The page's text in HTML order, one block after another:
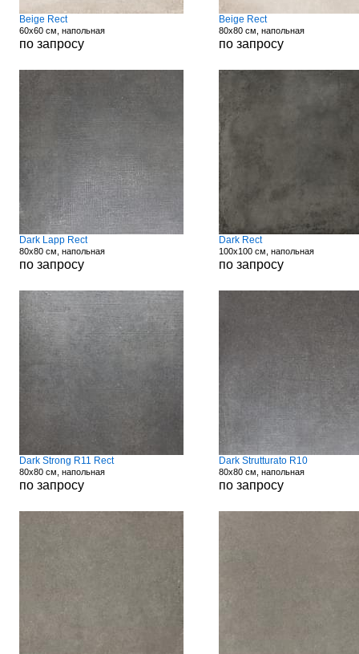
Beige Rect
60x60 см, напольная
по запросу
Beige Rect
80x80 см, напольная
по запросу
Dark Lapp Rect
80x80 см, напольная
по запросу
Dark Rect
100x100 см, напольная
по запросу
Dark Strong R11 Rect
80x80 см, напольная
по запросу
Dark Strutturato R10
80x80 см, напольная
по запросу